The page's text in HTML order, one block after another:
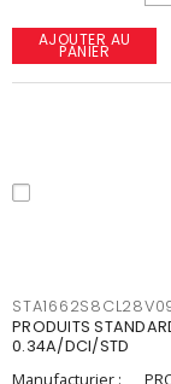
AJOUTER AU
PANIER
PRODUITS
0.34A/DCI/STD
Manufacturier :